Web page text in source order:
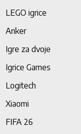
LEGO igrice
Anker
Igre za dvoje
Igrice Games
Logitech
Xiaomi
FIFA 26